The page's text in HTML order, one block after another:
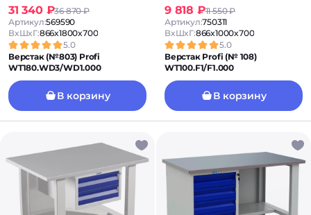
31 340 ₽36 870 ₽
Артикул:569590
ВxШxГ:866x1800x700
5.0
Верстак (№803) Profi
WT180.WD3/WD1.000
В корзину
9 818 ₽11 550 ₽
Артикул:750311
ВxШxГ:866x1000x700
5.0
Верстак Profi (№ 108)
WT100.F1/F1.000
В корзину